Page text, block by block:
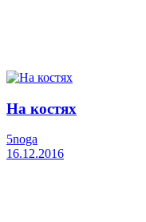
На костях
5noga
16.12.2016